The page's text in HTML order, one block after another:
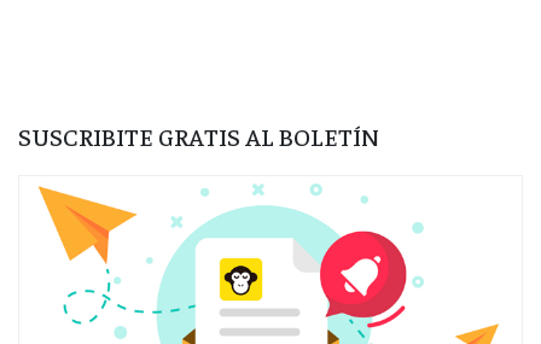
SUSCRIBITE GRATIS AL BOLETÍN